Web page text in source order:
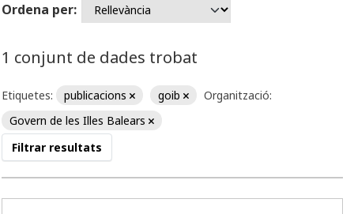
Ordena per
1 conjunt de dades trobat
Etiquetes: publicacions goib
Organització:
Govern de les Illes Balears
Filtrar resultats